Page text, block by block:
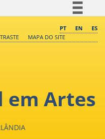
Comunica BR
Canais
PT EN
ES
MAPA DO SITE
em Artes